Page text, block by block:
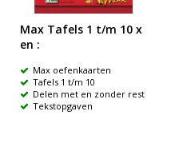
Max Tafels 1 t/m 10 x
en :
Max oefenkaarten
Tafels 1 t/m 10
Delen met en zonder rest
Tekstopgaven